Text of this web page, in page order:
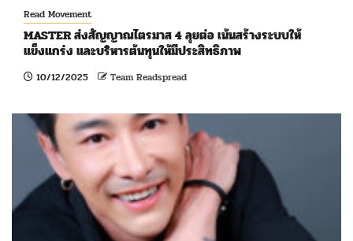
Read Movement
MASTER ส่งสัญญาณไตรมาส 4 ลุยต่อ เน้นสร้างระบบให้
แข็งแกร่ง และบริหารต้นทุนให้มีประสิทธิภาพ
10/12/2025 Team Readspread